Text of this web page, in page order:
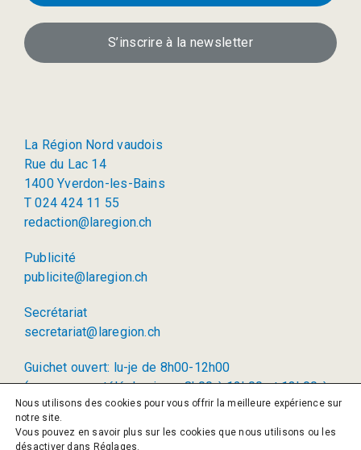
S’inscrire à la newsletter
La Région Nord vaudois
Rue du Lac 14
1400 Yverdon-les-Bains
T 024 424 11 55
redaction@laregion.ch
Publicité
publicite@laregion.ch
Secrétariat
secretariat@laregion.ch
Guichet ouvert: lu-je de 8h00-12h00
(permanence téléphonique: 8h00 à 12h00 et 13h00 à
17h00)
© 2026 La Région SA
Nous utilisons des cookies pour vous offrir la meilleure expérience sur
notre site.
Vous pouvez en savoir plus sur les cookies que nous utilisons ou les
désactiver dans Réglages.